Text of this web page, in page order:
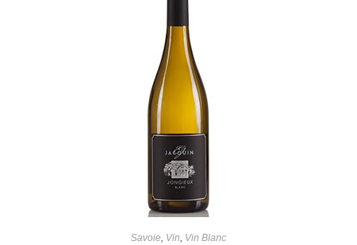
Savoie, Vin, Vin Blanc